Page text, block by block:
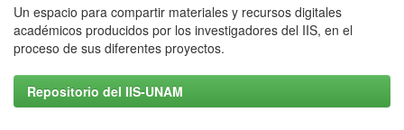
Un espacio para compartir materiales y recursos digitales
académicos producidos por los investigadores del IIS, en el
proceso de sus diferentes proyectos.
Repositorio del IIS-UNAM